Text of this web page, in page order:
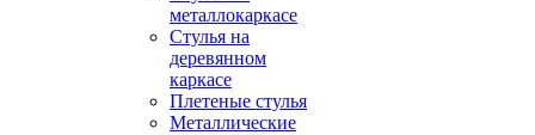
металлокаркасе
Стулья на
деревянном
каркасе
Плетеные стулья
Металлические